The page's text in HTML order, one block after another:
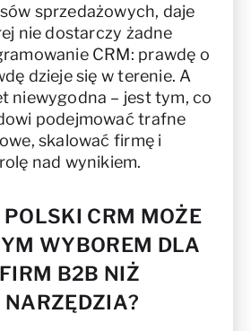
sprzedażowych, daje
nie dostarczy żadne
CRM: prawdę o
dzieje się w terenie. A
niewygodna – jest tym, co
podejmować trafne
skalować firmę i
nad wynikiem.
POLSKI CRM MOŻE
WYBOREM DLA
B2B NIŻ
NARZĘDZIA?